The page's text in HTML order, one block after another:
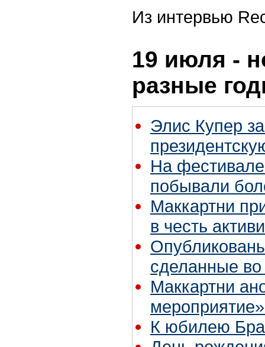
Из интервью
19 июля -
разные
Элис Купер
На
побывали
Маккартни
в честь
сделанные
Маккартни
К юбилею